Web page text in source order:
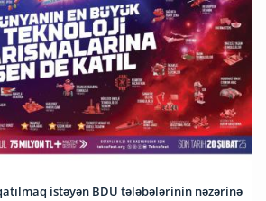
qatılmaq istəyən BDU tələbələrinin nəzərinə